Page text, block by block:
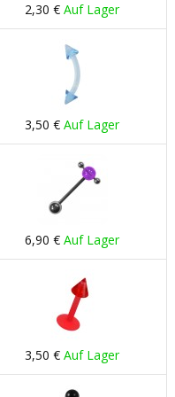
2,30 € Auf Lager
3,50 € Auf Lager
6,90 € Auf Lager
3,50 € Auf Lager